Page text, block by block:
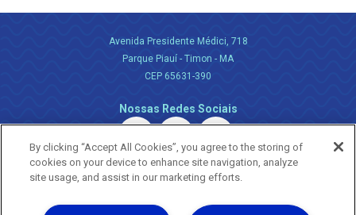
Avenida Presidente Médici, 718
Parque Piauí - Timon - MA
CEP 65631-390
Nossas Redes Sociais
By clicking “Accept All Cookies”, you agree to the storing of
cookies on your device to enhance site navigation, analyze
site usage, and assist in our marketing efforts.